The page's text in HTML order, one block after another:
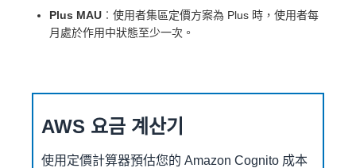
Plus MAU ︰使用者集區定價方案為 Plus 時，使用者每
月處於作用中狀態至少一次。
AWS 요금 계산기
使用定價計算器預估您的 Amazon Cognito 成本